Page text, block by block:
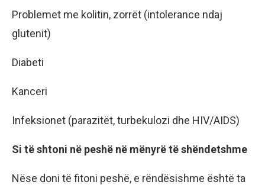
Problemet me kolitin, zorrët (intolerance ndaj
glutenit)
Diabeti
Kanceri
Infeksionet (parazitët, turbekulozi dhe HIV/AIDS)
Si të shtoni në peshë në mënyrë të shëndetshme
Nëse doni të fitoni peshë, e rëndësishme është ta